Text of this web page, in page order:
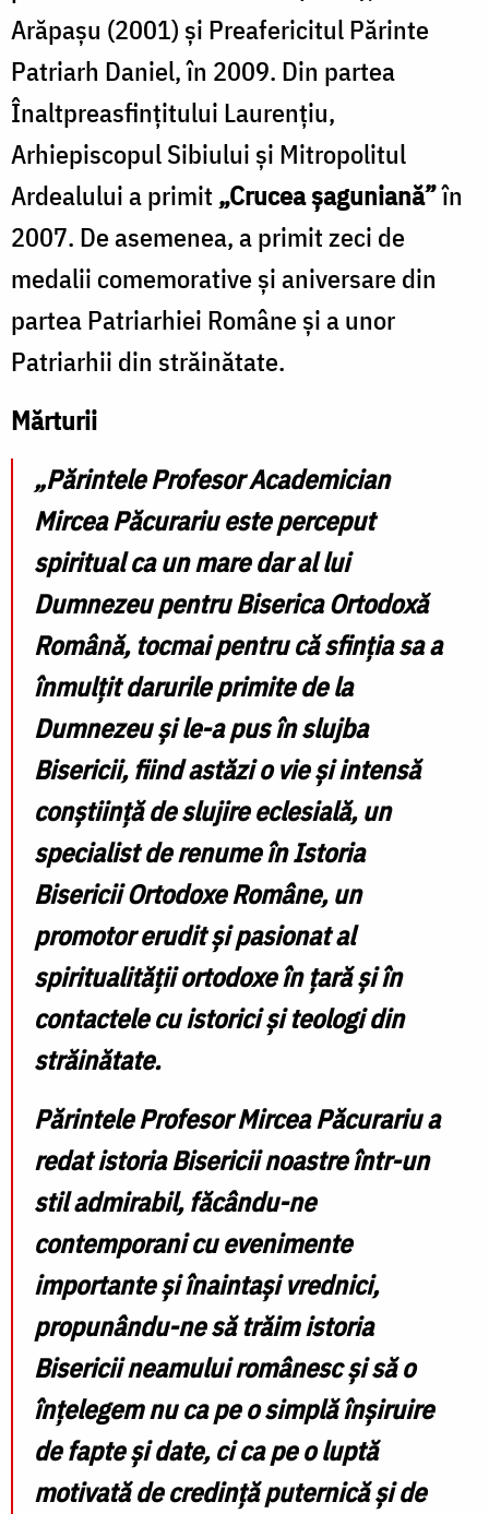
Arăpașu (2001) și Preafericitul Părinte
Patriarh Daniel, în 2009. Din partea
Înaltpreasfințitului Laurențiu,
Arhiepiscopul Sibiului și Mitropolitul
Ardealului a primit „Crucea șaguniană”în
2007. De asemenea, a primit zeci de
medalii comemorative și aniversare din
partea Patriarhiei Române și a unor
Patriarhii din străinătate.
Mărturii
„Părintele Profesor Academician
Mircea Păcurariu este perceput
spiritual ca un mare dar al lui
Dumnezeu pentru Biserica Ortodoxă
Română, tocmai pentru că sfinția sa a
înmulțit darurile primite de la
Dumnezeu şi le-a pus în slujba
Bisericii, fiind astăzi o vie şi intensă
conștiință de slujire eclesială, un
specialist de renume înIstoria
Bisericii Ortodoxe Române, un
promotor erudit şi pasionat al
spiritualității ortodoxe în ţară şi în
contactele cu istorici şi teologi din
străinătate.
Părintele Profesor Mircea Păcurariu a
redat istoria Bisericii noastre într-un
stil admirabil, făcându-ne
contemporani cu evenimente
importante şi înaintași vrednici,
propunându-ne să trăim istoria
Bisericii neamului românesc şi să o
înțelegem nu ca pe o simplă înșiruire
de fapte şi date, ci ca pe o luptă
motivată de credinţă puternică şi de